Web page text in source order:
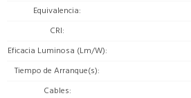
Equivalencia
CRI
Eficacia Luminosa (Lm/W)
Tiempo de Arranque(s)
Cables